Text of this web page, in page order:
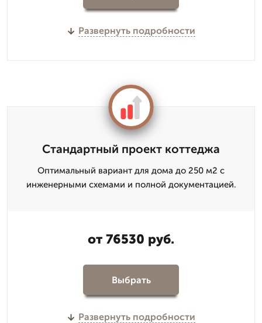
Развернуть подробности
Стандартный проект коттеджа
Оптимальный вариант для дома до 250 м2 с
инженерными схемами и полной документацией.
от 76530 руб.
Выбрать
Развернуть подробности